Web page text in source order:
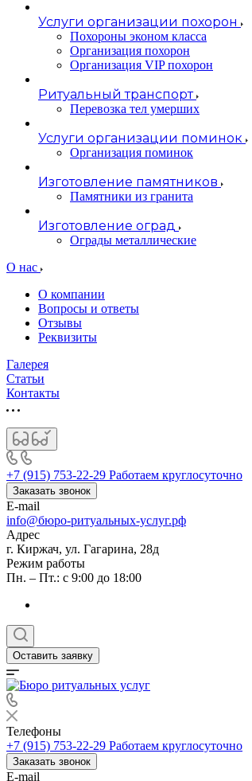
Услуги организации похорон
Похороны эконом класса
Организация похорон
Организация VIP похорон
Ритуальный транспорт
Перевозка тел умерших
Услуги организации поминок
Организация поминок
Изготовление памятников
Памятники из гранита
Изготовление оград
Ограды металлические
О нас
О компании
Вопросы и ответы
Отзывы
Реквизиты
Галерея
Статьи
Контакты
+7 (915) 753-22-29 Работаем круглосуточно
Заказать звонок
E-mail
info@бюро-ритуальных-услуг.рф
Адрес
г. Киржач, ул. Гагарина, 28д
Режим работы
Пн. – Пт.: с 9:00 до 18:00
Оставить заявку
Телефоны
+7 (915) 753-22-29 Работаем круглосуточно
Заказать звонок
E-mail